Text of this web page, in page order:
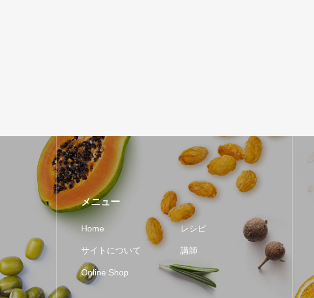
メニュー
Home レシピ
サイトについて 講師
Online Shop